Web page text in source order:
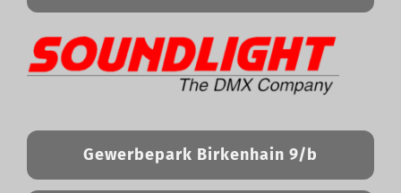
Gewerbepark Birkenhain 9/b